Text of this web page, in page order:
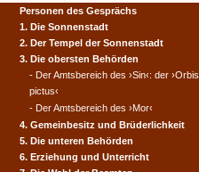
Personen des Gesprächs
1. Die Sonnenstadt
2. Der Tempel der Sonnenstadt
3. Die obersten Behörden
- Der Amtsbereich des ›Sin‹: der ›Orbis
pictus‹
- Der Amtsbereich des ›Mor‹
4. Gemeinbesitz und Brüderlichkeit
5. Die unteren Behörden
6. Erziehung und Unterricht